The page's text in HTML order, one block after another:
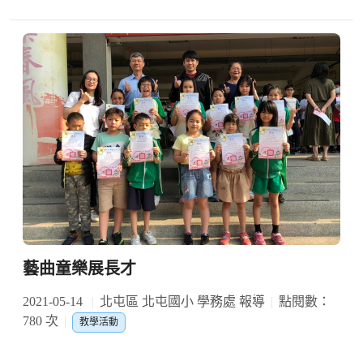
藝曲童樂展長才
2021-05-14 北屯區 北屯國小 學務處 報導
點閱數：
780 次
教學活動